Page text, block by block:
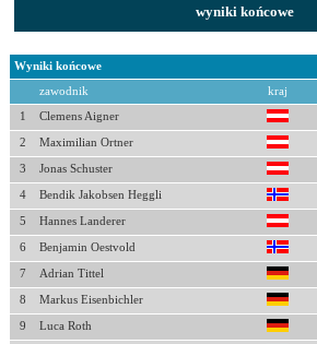
wyniki końcowe
Wyniki końcowe
zawodnik kraj
1 Clemens Aigner
2 Maximilian Ortner
3 Jonas Schuster
4 Bendik Jakobsen Heggli
5 Hannes Landerer
6 Benjamin Oestvold
7 Adrian Tittel
8 Markus Eisenbichler
9 Luca Roth